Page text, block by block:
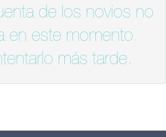
de los novios no
en este momento.
más tarde.